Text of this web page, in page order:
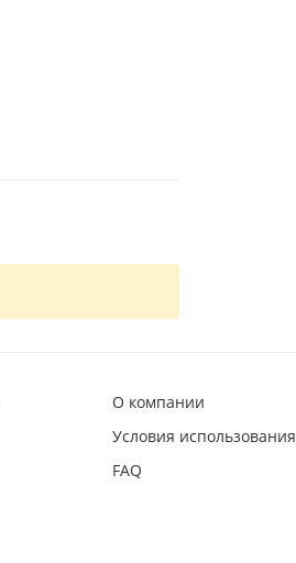
О компании
Условия использования
FAQ